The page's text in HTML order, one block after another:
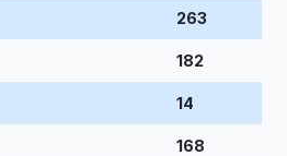
263
182
14
168